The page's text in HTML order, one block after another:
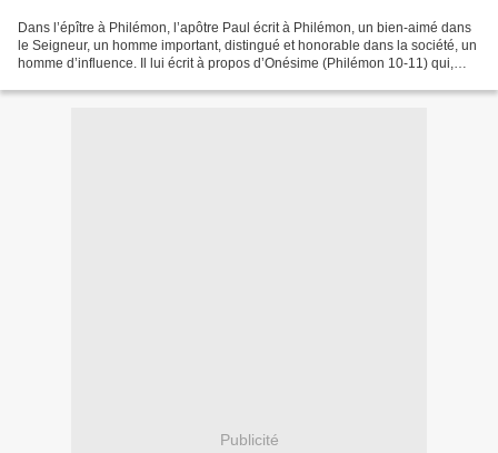
Dans l’épître à Philémon, l’apôtre Paul écrit à Philémon, un bien-aimé dans
le Seigneur, un homme important, distingué et honorable dans la société, un
homme d’influence. Il lui écrit à propos d’Onésime (Philémon 10-11) qui,
Publicité